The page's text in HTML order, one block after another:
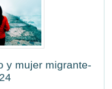
y mujer migrante-